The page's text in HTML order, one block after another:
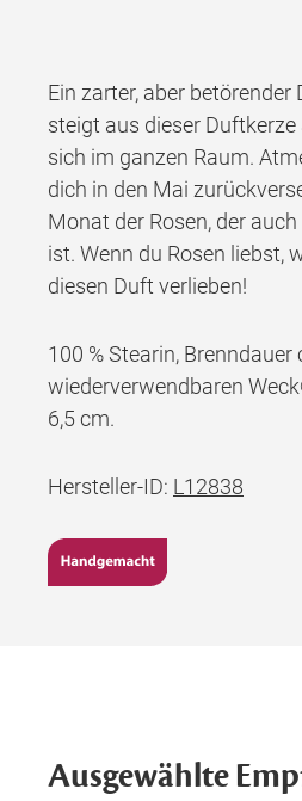
Ein zarter, aber betörender
steigt aus dieser
sich im ganzen Raum.
dich in den Mai
Monat der Rosen, der
ist. Wenn du Rosen liebst,
diesen Duft verlieben!
100 % Stearin,
wiederverwendbaren
6,5 cm.
Hersteller-ID: L12838
Ausgewählte